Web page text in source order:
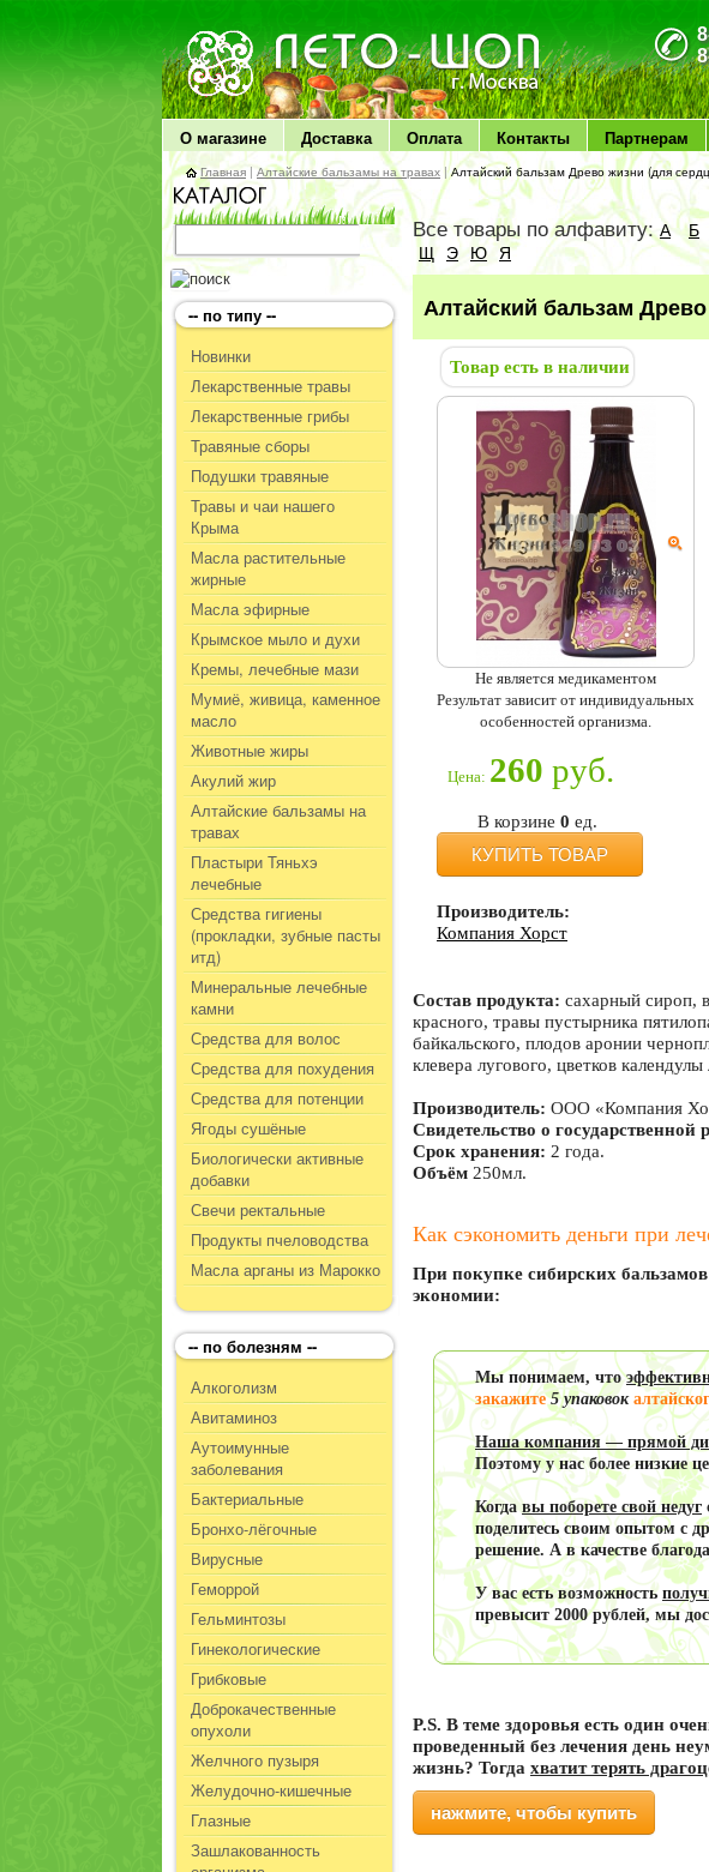
ЛЕТО чудо здоровья
О магазине Доставка Оплата Контакты Партнерам
Главная |Алтайские бальзамы на травах |Алтайский бальзам Древо жизни (для
-- по типу --
Новинки
Лекарственные травы
Лекарственные грибы
Травяные сборы
Подушки травяные
Травы и чаи нашего
Крыма
Масла растительные
жирные
Масла эфирные
Крымское мыло и духи
Кремы, лечебные мази
Мумиё, живица, каменное
масло
Животные жиры
Акулий жир
Алтайские бальзамы на
травах
Пластыри Тяньхэ
лечебные
Средства гигиены
(прокладки, зубные пасты
итд)
Минеральные лечебные
камни
Средства для волос
Средства для похудения
Средства для потенции
Ягоды сушёные
Биологически активные
добавки
Свечи ректальные
Продукты пчеловодства
Масла арганы из Марокко
-- по болезням --
Алкоголизм
Авитаминоз
Аутоимунные
заболевания
Бактериальные
Бронхо-лёгочные
Вирусные
Геморрой
Гельминтозы
Гинекологические
Грибковые
Доброкачественные
опухоли
Желчного пузыря
Желудочно-кишечные
Глазные
Зашлакованность
Все товары по алфавиту:А Б
Щ Э Ю Я
Алтайский бальзам
Товар есть в наличии
Не является медикаментом
Результат зависит от индивидуальных
особенностей организма.
Цена: 260 руб.
В корзине 0 ед.
КУПИТЬ ТОВАР
Производитель:
Компания Хорст
Состав продукта: сахарный сироп,
красного, травы пустырника
байкальского, плодов аронии
клевера лугового, цветков
Производитель: ООО «Компания
Свидетельство о государственной
Срок хранения: 2 года.
Объём 250мл.
Как сэкономить деньги при
При покупке сибирских
экономии:
Мы понимаем, что
закажите5 упаковок
Наша компания — прямой
Поэтому у насболее низкие
Когдавы поборете свой недуг
поделитесь своим опытом с
решение. А в качестве
У вас есть возможность
превысит 2000 рублей, мы
P.S. В теме здоровья есть один
проведенный без лечения день
жизнь? Тогда хватит терять
нажмите, чтобы купить